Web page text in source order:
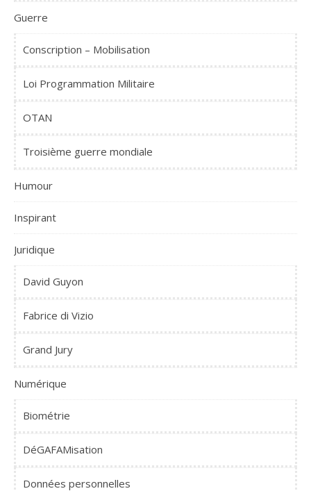
Guerre
Conscription – Mobilisation
Loi Programmation Militaire
OTAN
Troisième guerre mondiale
Humour
Inspirant
Juridique
David Guyon
Fabrice di Vizio
Grand Jury
Numérique
Biométrie
DéGAFAMisation
Données personnelles